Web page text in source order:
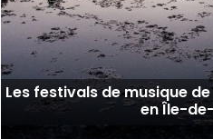
Les festivals de musique
en Île-